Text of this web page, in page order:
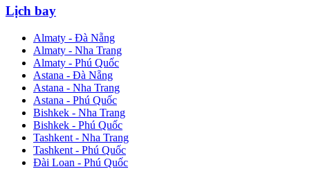
Lịch bay
Almaty - Đà Nẵng
Almaty - Nha Trang
Almaty - Phú Quốc
Astana - Đà Nẵng
Astana - Nha Trang
Astana - Phú Quốc
Bishkek - Nha Trang
Bishkek - Phú Quốc
Tashkent - Nha Trang
Tashkent - Phú Quốc
Đài Loan - Phú Quốc